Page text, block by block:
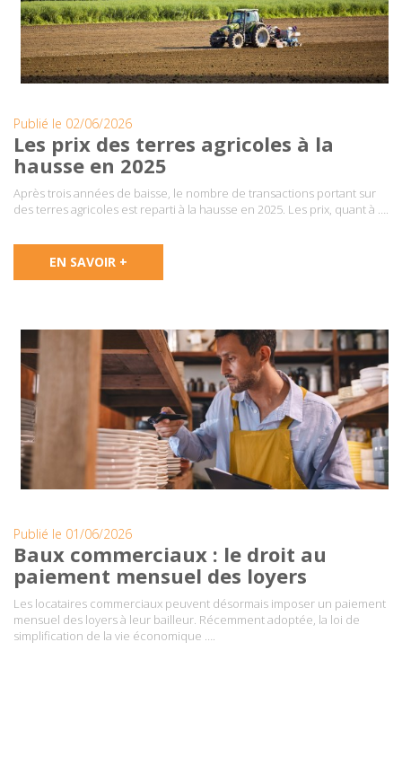
Publié le 02/06/2026
Les prix des terres agricoles à la
hausse en 2025
Après trois années de baisse, le nombre de transactions portant sur
des terres agricoles est reparti à la hausse en 2025. Les prix, quant à ….
EN SAVOIR +
Publié le 01/06/2026
Baux commerciaux : le droit au
paiement mensuel des loyers
Les locataires commerciaux peuvent désormais imposer un paiement
mensuel des loyers à leur bailleur. Récemment adoptée, la loi de
simplification de la vie économique ….